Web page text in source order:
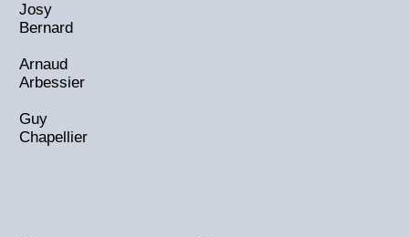
Josy
Bernard
Arnaud
Arbessier
Guy
Chapellier